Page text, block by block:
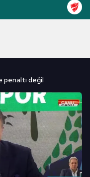
penaltı değil